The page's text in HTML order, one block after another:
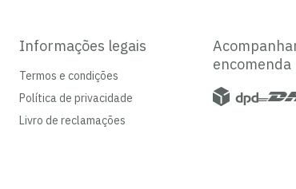
Informações legais
Termos e condições
Política de privacidade
Livro de reclamações
encomenda